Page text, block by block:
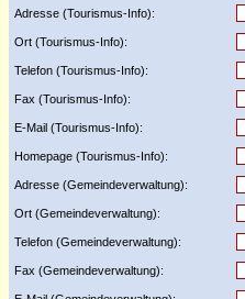
Adresse (Tourismus-Info):
Ort (Tourismus-Info):
Telefon (Tourismus-Info):
Fax (Tourismus-Info):
E-Mail (Tourismus-Info):
Homepage (Tourismus-Info):
Adresse (Gemeindeverwaltung):
Ort (Gemeindeverwaltung):
Telefon (Gemeindeverwaltung):
Fax (Gemeindeverwaltung):